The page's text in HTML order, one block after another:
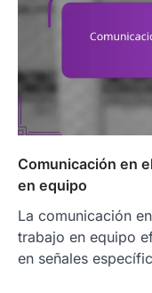
Comunicación en
en equipo
La comunicación
trabajo en equipo
en señales